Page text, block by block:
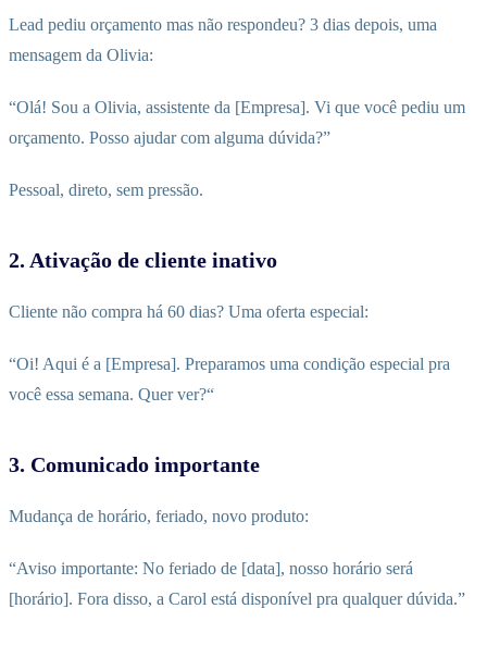
Lead pediu orçamento mas não respondeu? 3 dias depois, uma
mensagem da Olivia:
“Olá! Sou a Olivia, assistente da [Empresa]. Vi que você pediu um
orçamento. Posso ajudar com alguma dúvida?”
Pessoal, direto, sem pressão.
2. Ativação de cliente inativo
Cliente não compra há 60 dias? Uma oferta especial:
“Oi! Aqui é a [Empresa]. Preparamos uma condição especial pra
você essa semana. Quer ver?“
3. Comunicado importante
Mudança de horário, feriado, novo produto:
“Aviso importante: No feriado de [data], nosso horário será
[horário]. Fora disso, a Carol está disponível pra qualquer dúvida.”